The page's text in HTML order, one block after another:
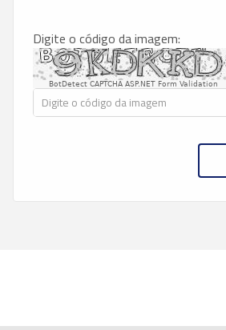
Digite o código da imagem:
BotDetect CAPTCHA ASP.NET Form Validation